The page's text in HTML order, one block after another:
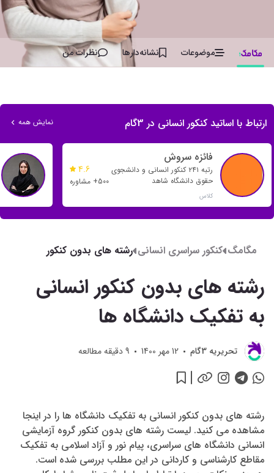
موضوعات نشانه‌دار‌ها نظرات من
ارتباط با اساتید کنکور انسانی در 3گام نمایش همه
فائزه سروش
رتبه ۲۴۱ کنکور انسانی و دانشجوی
حقوق دانشگاه شاهد
کلاس
4.6
500+ مشاوره
مگامگ کنکور سراسری انسانی رشته های بدون کنکور
ها
رشته های بدون کنکور انسانی
به تفکیک دانشگاه ها
تحريريه 3گام 12 مهر 1400 9دقیقه مطالعه
رشته های بدون کنکور انسانی به تفکیک دانشگاه ها را در اینجا
مشاهده می کنید. لیست رشته های بدون کنکور گروه آزمایشی
انسانی دانشگاه های سراسری، پیام نور و آزاد اسلامی به تفکیک
مقاطع کارشناسی و کاردانی در این مطلب بررسی شده است.